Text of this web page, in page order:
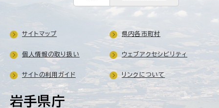
岩手県庁
サイトマップ 県内各市町村
個人情報の取り扱い ウェブアクセシビリティ
サイトの利用ガイド リンクについて